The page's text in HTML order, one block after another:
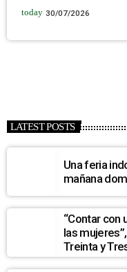
today 30/07/2026
LATEST POSTS
Una feria
mañana
“Contar con
las
Treinta y